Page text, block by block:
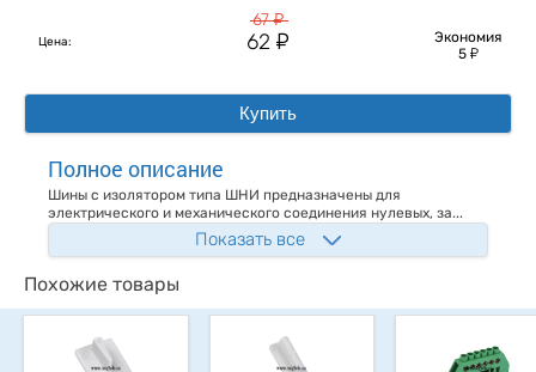
Цена:
67у
62у
Экономия
5 у
Купить
Полное описание
Шины с изолятором типа ШНИ предназначены для
электрического и механического соединения нулевых, за...
Показать все
Похожие товары